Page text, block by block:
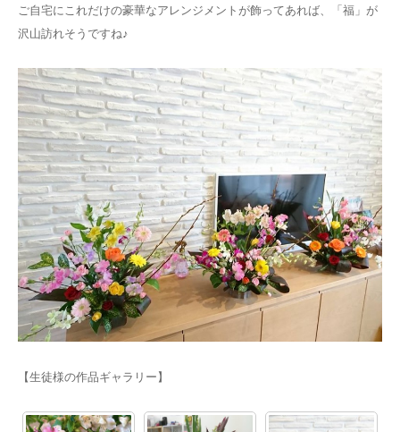
ご自宅にこれだけの豪華なアレンジメントが飾ってあれば、「福」が
沢山訪れそうですね♪
【生徒様の作品ギャラリー】